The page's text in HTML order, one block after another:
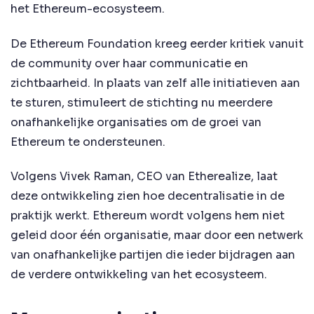
het Ethereum-ecosysteem.
De Ethereum Foundation kreeg eerder kritiek vanuit
de community over haar communicatie en
zichtbaarheid. In plaats van zelf alle initiatieven aan
te sturen, stimuleert de stichting nu meerdere
onafhankelijke organisaties om de groei van
Ethereum te ondersteunen.
Volgens Vivek Raman, CEO van Etherealize, laat
deze ontwikkeling zien hoe decentralisatie in de
praktijk werkt. Ethereum wordt volgens hem niet
geleid door één organisatie, maar door een netwerk
van onafhankelijke partijen die ieder bijdragen aan
de verdere ontwikkeling van het ecosysteem.